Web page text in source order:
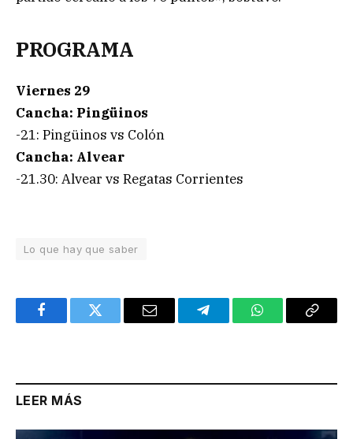
PROGRAMA
Viernes 29
Cancha: Pingüinos
-21: Pingüinos vs Colón
Cancha: Alvear
-21.30: Alvear vs Regatas Corrientes
Lo que hay que saber
FacebookTwitter Email TelegramWhatsAppCopy
LEER MÁS